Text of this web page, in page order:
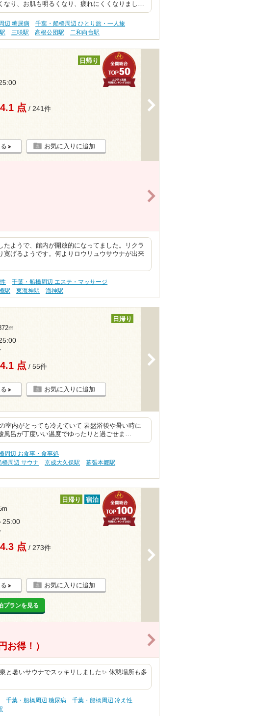
なり、お肌も明るくなり、疲れにくくなりまし…
辺 糖尿病
千葉・船橋周辺 ひとり旅・一人旅
三咲駅 高根公団駅 二和向台駅
日帰り
4.1 点 / 241件
お気に入りに追加
ようで、館内が開放的になってました。リクラ
寛げるようです。何よりロウリュウサウナが出来
千葉・船橋周辺 エステ・マッサージ
駅 東海神駅 海神駅
日帰り
4.1 点 / 55件
お気に入りに追加
室内がとっても冷えていて 岩盤浴後や暑い時に
呂が丁度いい温度でゆったりと過ごせま…
周辺 お食事・食事処
橋周辺 サウナ 京成大久保駅
幕張本郷駅
日帰り 宿泊
25:00
4.3 点 / 273件
お気に入りに追加
プランを見る
お得！）
と暑いサウナでスッキリしました✨ 休憩場所も多
千葉・船橋周辺 糖尿病
千葉・船橋周辺 冷え性